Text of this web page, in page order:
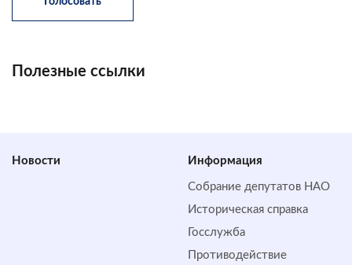
Полезные ссылки
Новости Информация
Собрание депутатов НАО
Историческая справка
Госслужба
Противодействие